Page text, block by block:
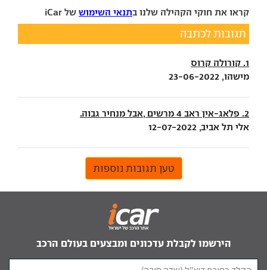
קראו את חוקי הקהילה שלנו בתנאי השימוש של iCar
תגובות לכתבה
1. קורולה קרוס
מישהו, 23-06-2022
2. פלאג-אין ראב 4 מרשים ,אבל מנחיר גבוה.
אלי תל אביב, 12-07-2022
טען תגובות נוספות
הירשמו לקבלת עדכונים ומבצעים בעולם הרכב